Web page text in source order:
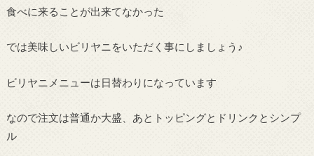
食べに来ることが出来てなかった
では美味しいビリヤニをいただく事にしましょう♪
ビリヤニメニューは日替わりになっています
なので注文は普通か大盛、あとトッピングとドリンクとシンプ
ル